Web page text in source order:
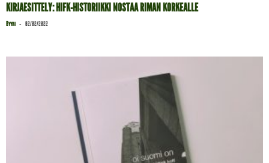
KIRJAESITTELY: HIFK-HISTORIIKKI NOSTAA RIMAN KORKEALLE
Byyri - 02/02/2022